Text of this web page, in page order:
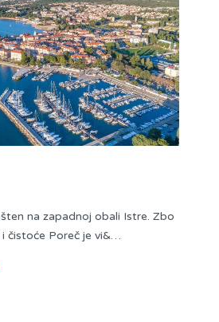
na zapadnoj obali Istre. Zbo
čistoće Poreč je vi&…